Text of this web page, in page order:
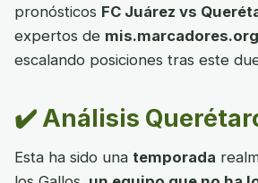
pronósticos FC Juárez vs
expertos de mis.marcadores.org
escalando posiciones tras este
✔️ Análisis
Esta ha sido una temporada